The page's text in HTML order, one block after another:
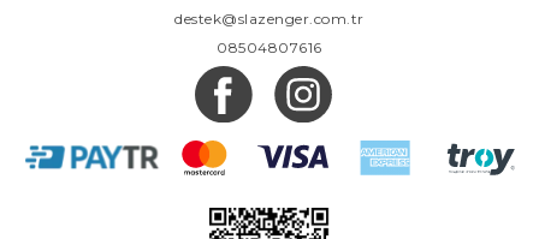
destek@slazenger.com.tr
08504807616